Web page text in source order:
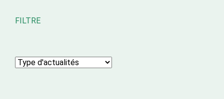
FILTRE